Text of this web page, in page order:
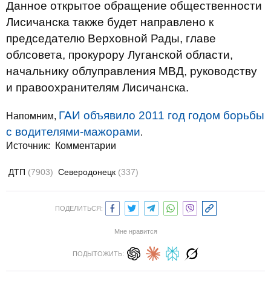
Данное открытое обращение общественности
Лисичанска также будет направлено к
председателю Верховной Рады, главе
облсовета, прокурору Луганской области,
начальнику облуправления МВД, руководству
и правоохранителям Лисичанска.
Напомним, ГАИ объявило 2011 год годом борьбы
с водителями-мажорами.
Источник:
Комментарии
ДТП (7903) Северодонецк (337)
ПОДЕЛИТЬСЯ:
Мне нравится
ПОДЫТОЖИТЬ: